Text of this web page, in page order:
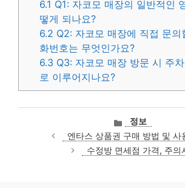
6.1 Q1: 자코모 매장의 일반적인
떻게 되나요?
6.2 Q2: 자코모 매장에 직접 문의
화번호는 무엇인가요?
6.3 Q3: 자코모 매장 방문 시 주
로 이루어지나요?
카
테
고
리
정보
엔타스 상품권 구매 방법 및 사
수정방 면세점 가격, 주의